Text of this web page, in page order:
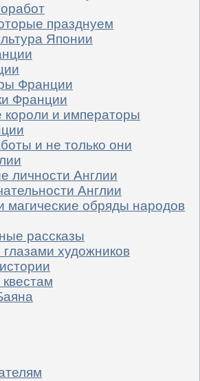
празднуем
Японии
Франции
Франции
короли и императоры
и не только они
личности Англии
Англии
магические обряды народов
рассказы
художников